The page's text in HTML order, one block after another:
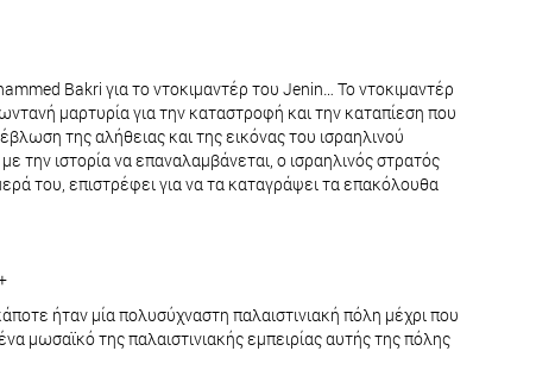
Bakri για το ντοκιμαντέρ του Jenin… Το ντοκιμαντέρ
μαρτυρία για την καταστροφή και την καταπίεση που
της αλήθειας και της εικόνας του ισραηλινού
την ιστορία να επαναλαμβάνεται, ο ισραηλινός στρατός
του, επιστρέφει για να τα καταγράψει τα επακόλουθα
ήταν μία πολυσύχναστη παλαιστινιακή πόλη μέχρι που
μωσαϊκό της παλαιστινιακής εμπειρίας αυτής της πόλης